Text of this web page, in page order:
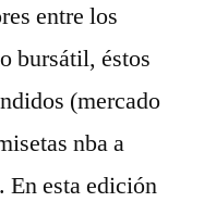
entre los
bursátil, éstos
(mercado
nba a
En esta edición